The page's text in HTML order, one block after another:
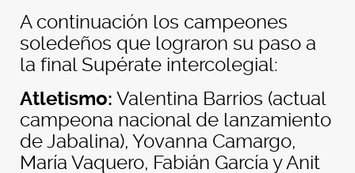
A continuación los campeones
soledeños que lograron su paso a
la final Supérate intercolegial:
Atletismo: Valentina Barrios (actual
campeona nacional de lanzamiento
de Jabalina), Yovanna Camargo,
María Vaquero, Fabián García y Anit